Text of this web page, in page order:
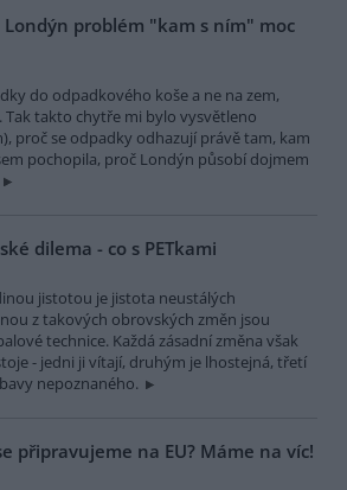
problém "kam s ním" moc
do odpadkového koše a ne na zem,
Tak takto chytře mi bylo vysvětleno
proč se odpadky odhazují právě tam, kam
pochopila, proč Londýn působí dojmem
dilema - co s PETkami
jistotou je jistota neustálých
z takových obrovských změn jsou
technice. Každá zásadní změna však
- jedni ji vítají, druhým je lhostejná, třetí
nepoznaného.
připravujeme na EU? Máme na víc!